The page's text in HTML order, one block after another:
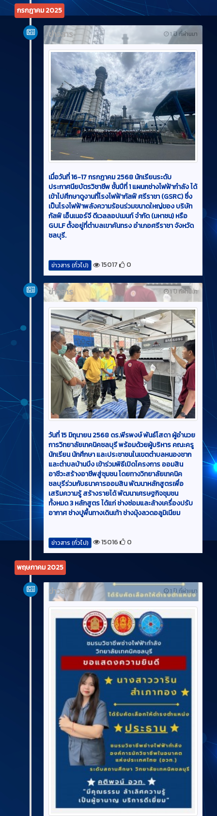
กรกฎาคม 2025
1 ปี ที่ผ่านมา
ข่าวสาร
เมื่อวันที่ 16-17 กรกฏาคม 2568 นักเรียนระดับ
ประกาศนียบัตรวิชาชีพ ชั้นปีที่ 1 แผนกช่างไฟฟ้ากำลัง ได้
เข้าไปศึกษาดูงานที่โรงไฟฟ้ากัลฟ์ ศรีราชา (GSRC) ซึ่ง
เป็นโรงไฟฟ้าพลังความร้อนร่วมขนาดใหญ่ของ บริษัท
กัลฟ์ เอ็นเนอร์จี ดีเวลลอปเมนท์ จำกัด (มหาชน) หรือ
GULF ตั้งอยู่ที่ตำบลเขาคันทรง อำเภอศรีราชา จังหวัด
ชลบุรี.
ข่าวสาร (ทั่วไป) 15017 0
1 ปี ที่ผ่านมา
ข่าวสาร
วันที่ 15 มิถุนายน 2568 ดร.พีรพงษ์ พันธ์โสดา ผู้อำนวย
การวิทยาลัยเทคนิคชลบุรี พร้อมด้วยผู้บริหาร คณะครู
นักเรียน นักศึกษา และประชาชนในเขตตำบลหนองชาก
และตำบลบ้านบึง เข้าร่วมพิธีเปิดโครงการ ออมสิน
อาชีวะสร้างอาชีพสู่ชุมชน โดยทางวิทยาลัยเทคนิค
ชลบุรีร่วมกับธนาคารออมสิน พัฒนาหลักสูตรเพื่อ
เสริมความรู้ สร้างรายได้ พัฒนาเศรษฐกิจชุมชน
ทั้งหมด 3 หลักสูตร ได้แก่ ช่างซ่อมและล้างเครื่องปรับ
อากาศ ช่างปูพื้นทางเดินเท้า ช่างมุ้งลวดอลูมิเนียม
ข่าวสาร (ทั่วไป) 15016 0
พฤษภาคม 2025
1 ปี ที่ผ่านมา
ข่าวสาร